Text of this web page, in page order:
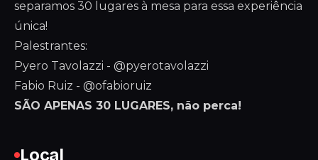
separamos 30 lugares à mesa para essa experiência
única!
Palestrantes:
Pyero Tavolazzi - @pyerotavolazzi
Fabio Ruiz - @ofabioruiz
SÃO APENAS 30 LUGARES, não perca!
Local